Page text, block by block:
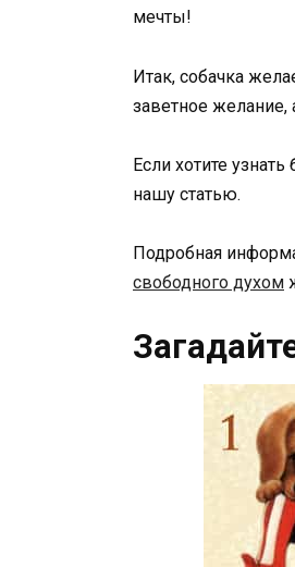
мечты!
Итак, собачка
заветное желание,
Если хотите
нашу статью.
Подробная
свободного духом